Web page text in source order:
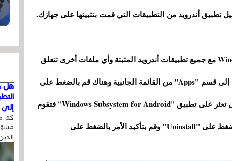
تطبيق أندرويد من التطبيقات التي قمت بتثبيتها على جهازك.
وذلك بإزالة منصة Windows Subsystem for Android مع جميع تطبيقات أندرويد المثبتة وأي ملفات أخرى تتعلق
بالميزة. من خلال إعدادات الويندوز Settings توجه إلى قسم "Apps" من القائمة الجانبية وهناك قم بالضغط على
"Apps & features"ومنها قم بالتمرير لأسفل حتى تعثر على تطبيق "Windows Subsystem for Android" فتقوم
بالضغط على زر القائمة (…) المجاور للاسم ثم اضغط على "Uninstall" وقم بتأكيد الأمر بالضغط على
هل
إلى
كم